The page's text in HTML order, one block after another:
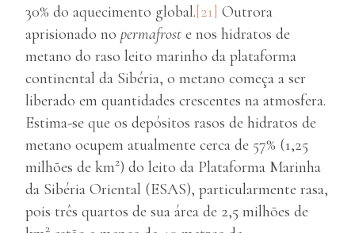
30% do aquecimento global.[21] Outrora
aprisionado no permafrost e nos hidratos de
metano do raso leito marinho da plataforma
continental da Sibéria, o metano começa a ser
liberado em quantidades crescentes na atmosfera.
Estima-se que os depósitos rasos de hidratos de
metano ocupem atualmente cerca de 57% (1,25
milhões de km2) do leito da Plataforma Marinha
da Sibéria Oriental (ESAS), particularmente rasa,
pois três quartos de sua área de 2,5 milhões de
2